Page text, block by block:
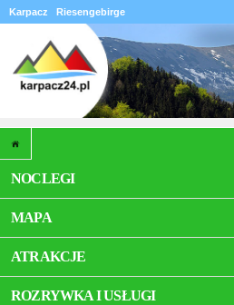
Karpacz Riesengebirge
NOCLEGI
MAPA
ATRAKCJE
ROZRYWKA I USŁUGI